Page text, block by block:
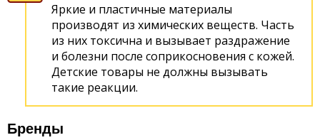
Яркие и пластичные материалы
производят из химических веществ. Часть
из них токсична и вызывает раздражение
и болезни после соприкосновения с кожей.
Детские товары не должны вызывать
такие реакции.
Бренды